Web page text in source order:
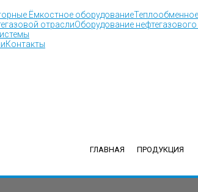
Ёмкостное оборудование
отраслиОборудование
Контакты
ГЛАВНАЯ ПРОДУКЦИЯ